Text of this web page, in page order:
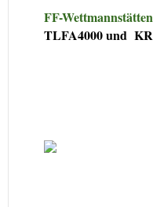
FF-Wettmannstätten
TLFA4000 und